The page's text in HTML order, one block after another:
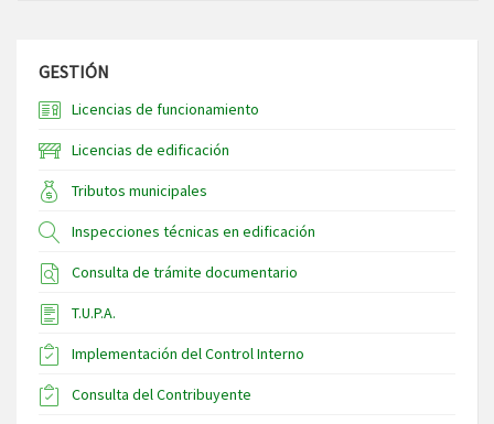
GESTIÓN
Licencias de funcionamiento
Licencias de edificación
Tributos municipales
Inspecciones técnicas en edificación
Consulta de trámite documentario
T.U.P.A.
Implementación del Control Interno
Consulta del Contribuyente